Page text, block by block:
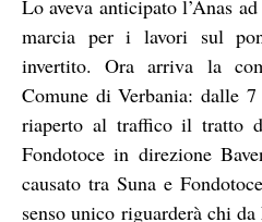
Lo aveva anticipato l’Anas
marcia per i lavori sul
invertito. Ora arriva la
Comune di Verbania: dalle
riaperto al traffico il tratto
Fondotoce in direzione
causato tra Suna e
senso unico riguarderà chi